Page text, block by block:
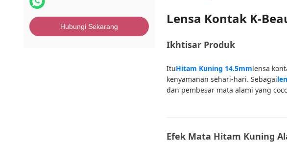
Hubungi Sekarang Lensa Kontak K-
Ikhtisar Produk
ItuHitam Kuning 14.5mmlensa
kenyamanan sehari-hari. Sebagai
dan pembesar mata alami yang
Efek Mata Hitam Kuning